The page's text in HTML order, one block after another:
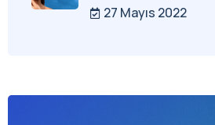
27 Mayıs 2022